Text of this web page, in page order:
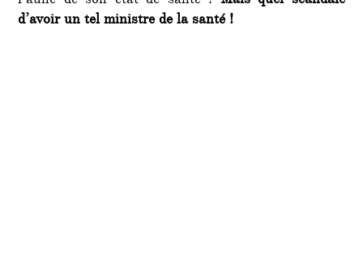
d’avoir un tel ministre de la santé !